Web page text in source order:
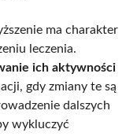
ma charakter
leczenia.
ich aktywności
gdy zmiany te są
dalszych
wykluczyć